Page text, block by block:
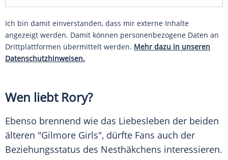
Ich bin damit einverstanden, dass mir externe Inhalte
angezeigt werden. Damit können personenbezogene Daten an
Drittplattformen übermittelt werden. Mehr dazu in unseren
Datenschutzhinweisen.
Wen liebt Rory?
Ebenso brennend wie das Liebesleben der beiden
älteren "Gilmore Girls", dürfte Fans auch der
Beziehungsstatus des Nesthäkchens interessieren.